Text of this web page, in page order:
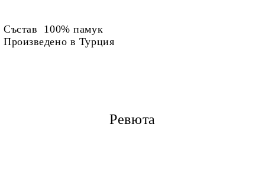
Състав 100% памук
Произведено в Турция
Ревюта